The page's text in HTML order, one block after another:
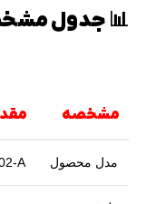
📊 جدول
مشخصه
مدل محصول A